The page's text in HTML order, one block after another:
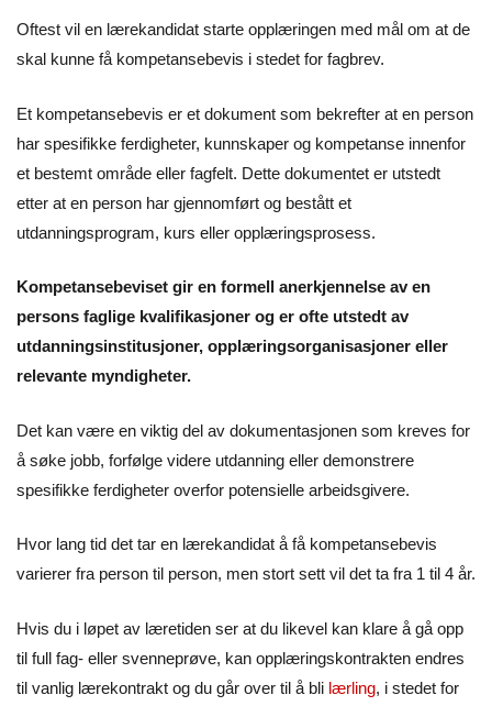
Oftest vil en lærekandidat starte opplæringen med mål om at de
skal kunne få kompetansebevis i stedet for fagbrev.
Et kompetansebevis er et dokument som bekrefter at en person
har spesifikke ferdigheter, kunnskaper og kompetanse innenfor
et bestemt område eller fagfelt. Dette dokumentet er utstedt
etter at en person har gjennomført og bestått et
utdanningsprogram, kurs eller opplæringsprosess.
Kompetansebeviset gir en formell anerkjennelse av en
persons faglige kvalifikasjoner og er ofte utstedt av
utdanningsinstitusjoner, opplæringsorganisasjoner eller
relevante myndigheter.
Det kan være en viktig del av dokumentasjonen som kreves for
å søke jobb, forfølge videre utdanning eller demonstrere
spesifikke ferdigheter overfor potensielle arbeidsgivere.
Hvor lang tid det tar en lærekandidat å få kompetansebevis
varierer fra person til person, men stort sett vil det ta fra 1 til 4 år.
Hvis du i løpet av læretiden ser at du likevel kan klare å gå opp
til full fag- eller svenneprøve, kan opplæringskontrakten endres
til vanlig lærekontrakt og du går over til å bli lærling, i stedet for